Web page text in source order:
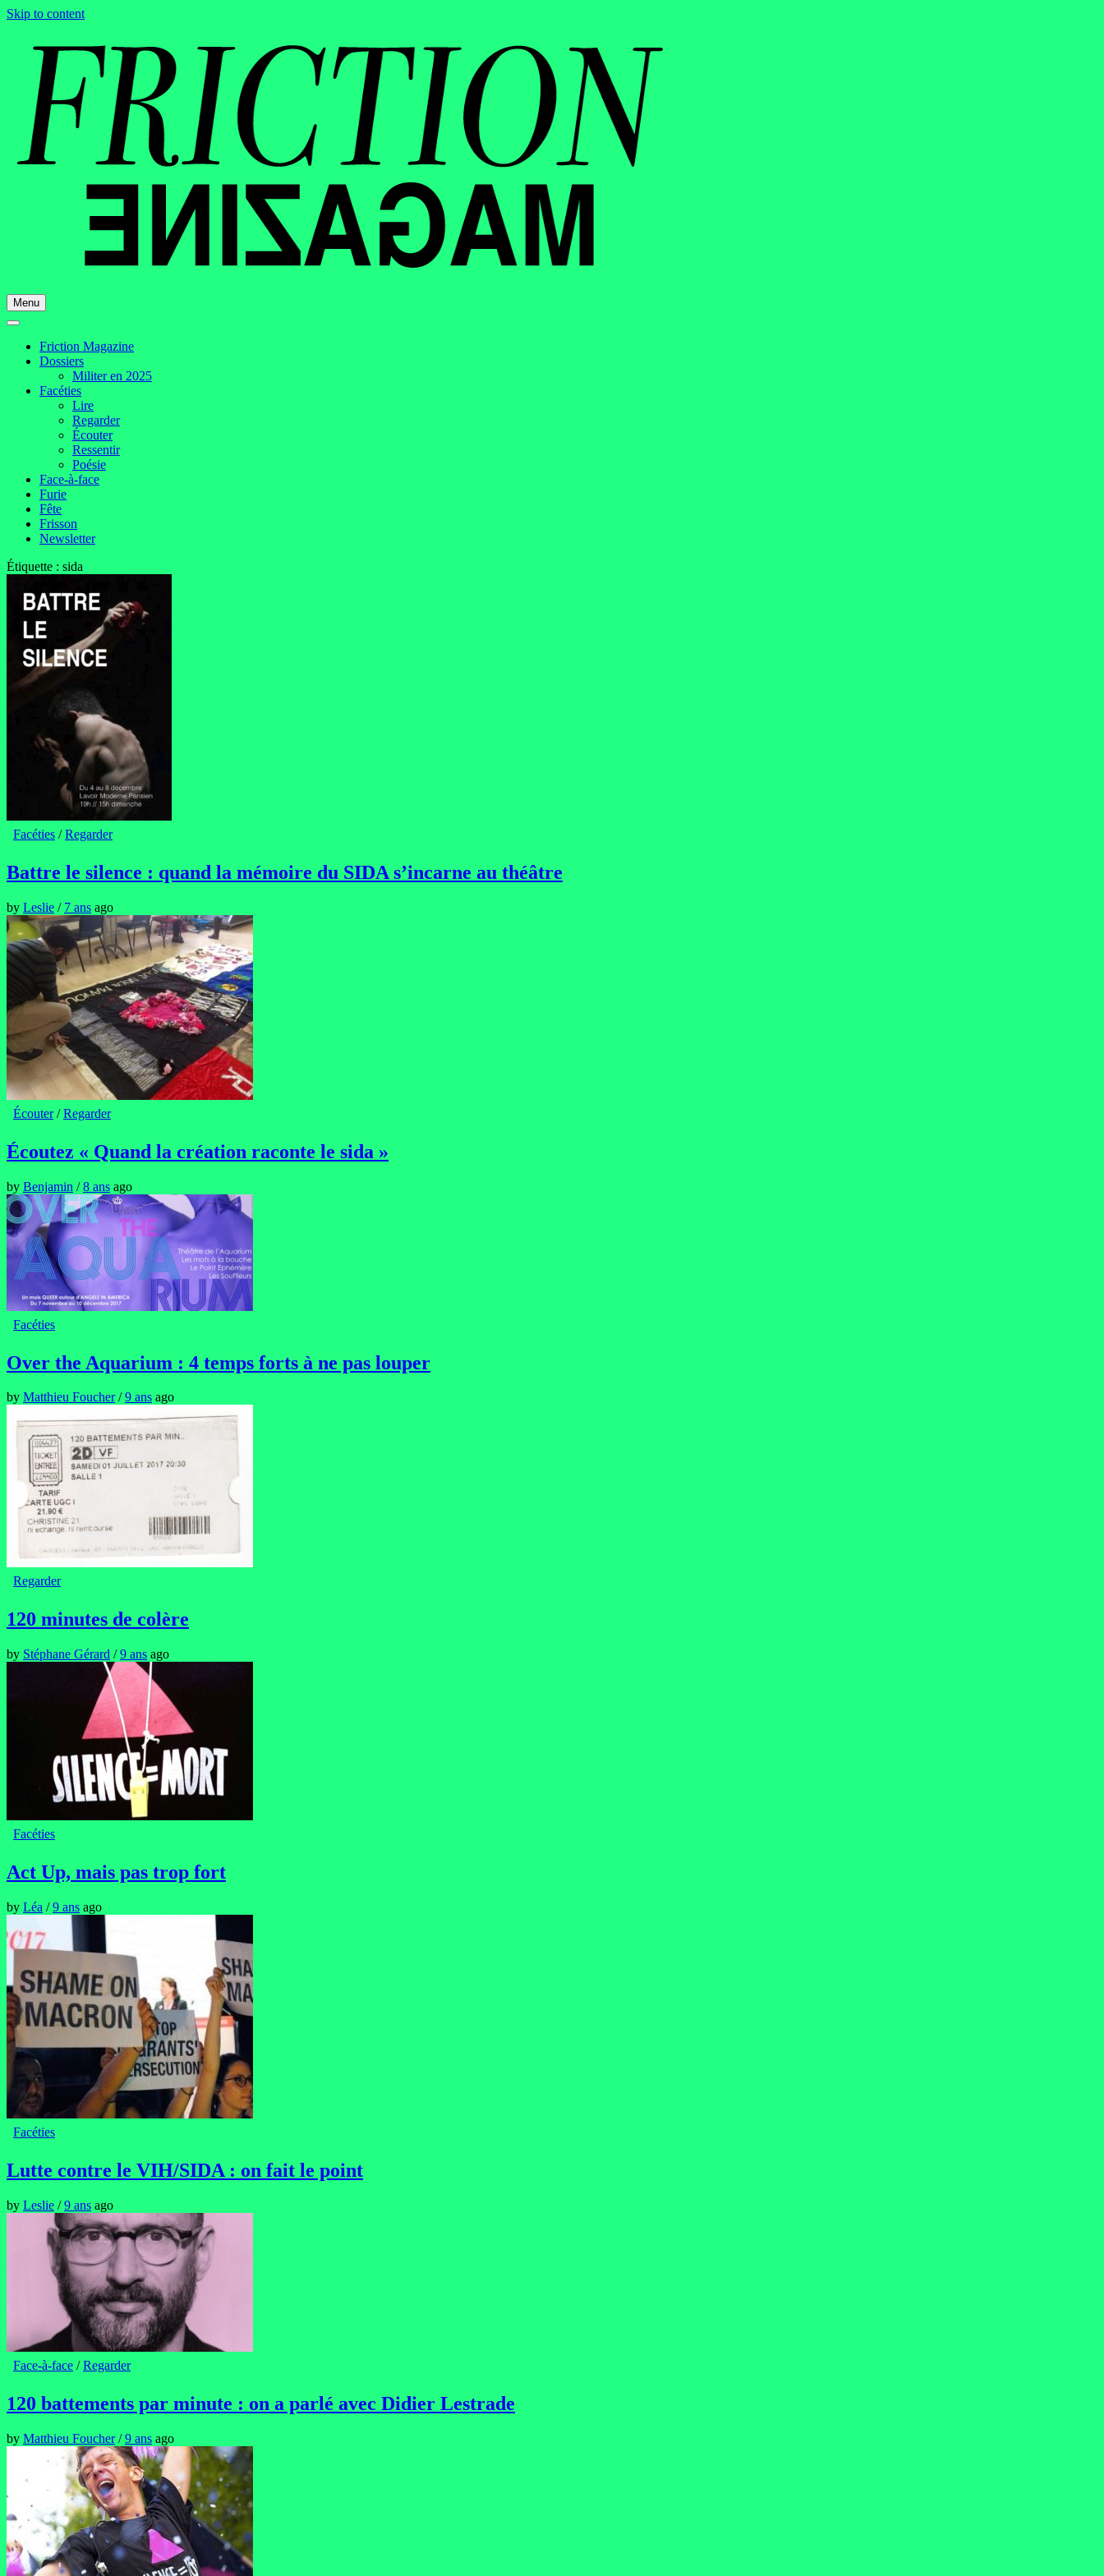
Skip to content
Menu
Friction Magazine
Dossiers
Militer en 2025
Facéties
Lire
Regarder
Écouter
Ressentir
Poésie
Face-à-face
Furie
Fête
Frisson
Newsletter
Étiquette : sida
Facéties /Regarder
Battre le silence : quand la mémoire du SIDA s’incarne au théâtre
by Leslie / 7 ans ago
Écouter/Regarder
Écoutez « Quand la création raconte le sida »
by Benjamin /8 ans ago
Facéties
Over the Aquarium : 4 temps forts à ne pas louper
by Matthieu Foucher/9 ans ago
Regarder
120 minutes de colère
by Stéphane Gérard /9 ans ago
Facéties
Act Up, mais pas trop fort
by Léa /9 ans ago
Facéties
Lutte contre le VIH/SIDA : on fait le point
by Leslie /9 ans ago
Face-à-face /Regarder
120 battements par minute : on a parlé avec Didier Lestrade
by Matthieu Foucher/9 ans ago